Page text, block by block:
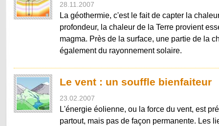
28.11.2007
La géothermie, c'est le fait de capter la
profondeur, la chaleur de la Terre provient
magma. Près de la surface, une partie de la
également du rayonnement solaire.
Le vent : un souffle bienfaiteur
23.02.2007
L'énergie éolienne, ou la force du vent, est
partout, mais pas de façon permanente. Les